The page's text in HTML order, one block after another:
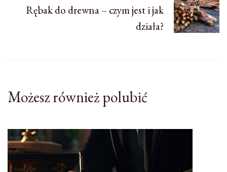
Rębak do drewna – czym jest i jak
działa?
Możesz również polubić